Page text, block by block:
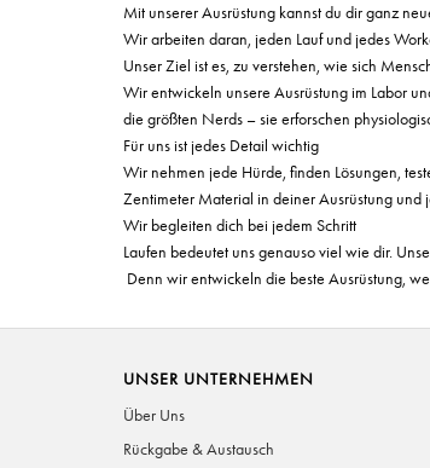
Mit unserer Ausrüstung kannst du dir ganz
Wir arbeiten daran, jeden Lauf und jedes
Unser Ziel ist es, zu verstehen, wie sich
Wir entwickeln unsere Ausrüstung im Labor
die größten Nerds – sie erforschen
Für uns ist jedes Detail wichtig
Wir nehmen jede Hürde, finden Lösungen,
Zentimeter Material in deiner Ausrüstung
Wir begleiten dich bei jedem Schritt
Laufen bedeutet uns genauso viel wie dir.
Denn wir entwickeln die beste Ausrüstung,
UNSER UNTERNEHMEN
Über Uns
Rückgabe & Austausch